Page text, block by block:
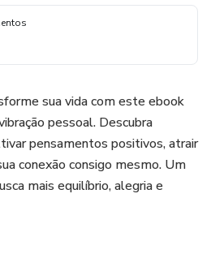
sua vida com este ebook
pessoal. Descubra
pensamentos positivos, atrair
conexão consigo mesmo. Um
mais equilíbrio, alegria e